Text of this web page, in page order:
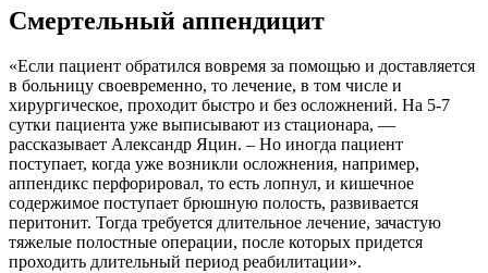
Смертельный аппендицит
«Если пациент обратился вовремя за помощью и доставляется
в больницу своевременно, то лечение, в том числе и
хирургическое, проходит быстро и без осложнений. На 5-7
сутки пациента уже выписывают из стационара, —
рассказывает Александр Яцин. – Но иногда пациент
поступает, когда уже возникли осложнения, например,
аппендикс перфорировал, то есть лопнул, и кишечное
содержимое поступает брюшную полость, развивается
перитонит. Тогда требуется длительное лечение, зачастую
тяжелые полостные операции, после которых придется
проходить длительный период реабилитации».